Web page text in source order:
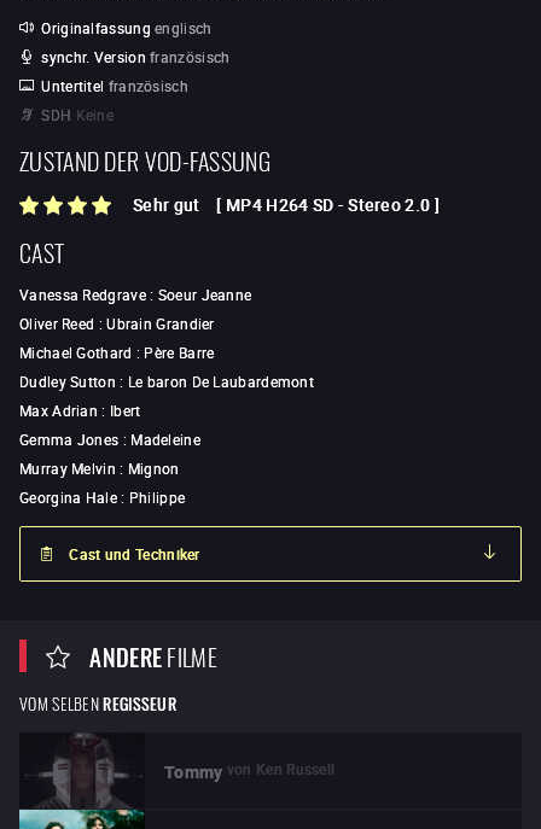
Originalfassung englisch
synchr. Version französisch
Untertitel französisch
SDH Keine
ZUSTAND DER VOD-FASSUNG
Sehr gut [ MP4 H264 SD -Stereo 2.0 ]
CAST
Vanessa Redgrave: Soeur Jeanne
Oliver Reed :Ubrain Grandier
Michael Gothard : Père Barre
Dudley Sutton : Le baron De Laubardemont
Max Adrian : Ibert
Gemma Jones : Madeleine
Murray Melvin : Mignon
Georgina Hale: Philippe
Cast und Techniker
ANDEREFILME
VOM SELBENREGISSEUR
Tommy von Ken Russell